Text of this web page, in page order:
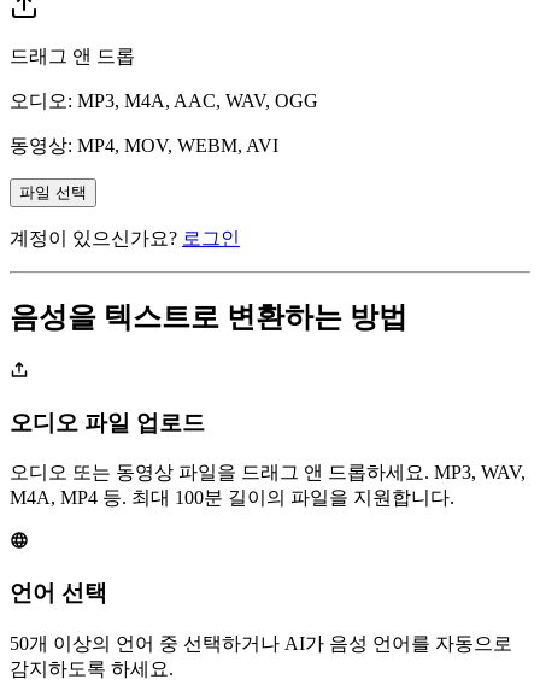
드래그 앤 드롭
오디오: MP3, M4A, AAC, WAV, OGG
동영상: MP4, MOV, WEBM, AVI
파일 선택
계정이 있으신가요? 로그인
음성을 텍스트로 변환하는 방법
오디오 파일 업로드
오디오 또는 동영상 파일을 드래그 앤 드롭하세요. MP3, WAV,
M4A, MP4 등. 최대 100분 길이의 파일을 지원합니다.
언어 선택
50개 이상의 언어 중 선택하거나 AI가 음성 언어를 자동으로
감지하도록 하세요.